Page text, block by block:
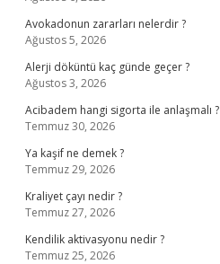
Avokadonun zararları nelerdir ?
Ağustos 5, 2026
Alerji döküntü kaç günde geçer ?
Ağustos 3, 2026
Acibadem hangi sigorta ile anlaşmalı ?
Temmuz 30, 2026
Ya kaşif ne demek ?
Temmuz 29, 2026
Kraliyet çayı nedir ?
Temmuz 27, 2026
Kendilik aktivasyonu nedir ?
Temmuz 25, 2026